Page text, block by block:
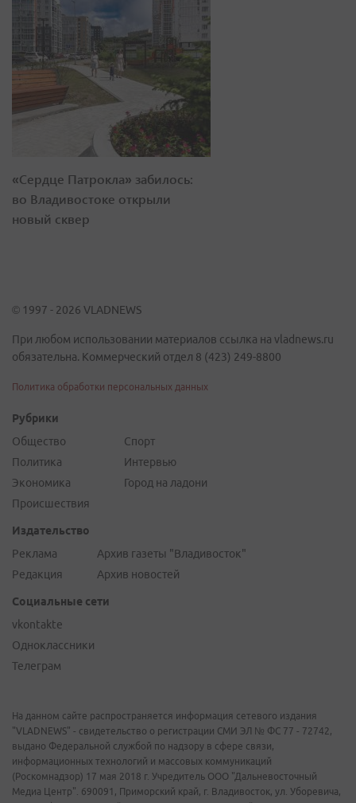
«Сердце Патрокла» забилось:
во Владивостоке открыли
новый сквер
© 1997 - 2026 VLADNEWS
При любом использовании материалов ссылка на vladnews.ru
обязательна. Коммерческий отдел 8 (423) 249-8800
Политика обработки персональных данных
Рубрики
Общество
Политика
Экономика
Происшествия
Спорт
Интервью
Город на ладони
Издательство
Реклама
Редакция
Архив газеты "Владивосток"
Архив новостей
Социальные сети
vkontakte
Одноклассники
Телеграм
На данном сайте распространяется информация сетевого издания
"VLADNEWS" - свидетельство о регистрации СМИ ЭЛ № ФС 77 - 72742,
выдано Федеральной службой по надзору в сфере связи,
информационных технологий и массовых коммуникаций
(Роскомнадзор) 17 мая 2018 г. Учредитель ООО "Дальневосточный
Медиа Центр". 690091, Приморский край, г. Владивосток, ул. Уборевича,